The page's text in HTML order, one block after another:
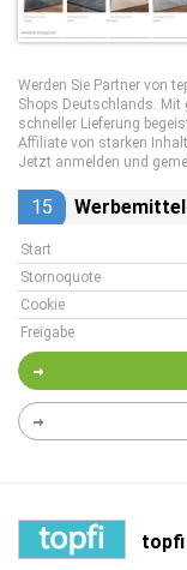
Werden Sie Partner von
Shops Deutschlands. Mit
schneller Lieferung
Affiliate von starken
Jetzt anmelden und
15 Werbemittel
Start
Stornoquote
Cookie
Freigabe
topfi